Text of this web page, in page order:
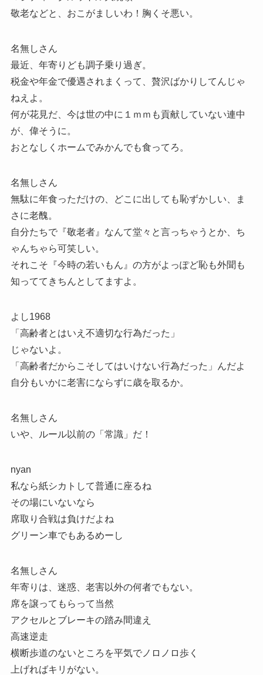
敬老などと、おこがましいわ！胸くそ悪い。
名無しさん
最近、年寄りども調子乗り過ぎ。
税金や年金で優遇されまくって、贅沢ばかりしてんじゃ
ねえよ。
何が花見だ、今は世の中に１ｍｍも貢献していない連中
が、偉そうに。
おとなしくホームでみかんでも食ってろ。
名無しさん
無駄に年食っただけの、どこに出しても恥ずかしい、ま
さに老醜。
自分たちで『敬老者』なんて堂々と言っちゃうとか、ち
ゃんちゃら可笑しい。
それこそ『今時の若いもん』の方がよっぽど恥も外聞も
知っててきちんとしてますよ。
よし1968
「高齢者とはいえ不適切な行為だった」
じゃないよ。
「高齢者だからこそしてはいけない行為だった」んだよ
自分もいかに老害にならずに歳を取るか。
名無しさん
いや、ルール以前の「常識」だ！
nyan
私なら紙シカトして普通に座るね
その場にいないなら
席取り合戦は負けだよね
グリーン車でもあるめーし
名無しさん
年寄りは、迷惑、老害以外の何者でもない。
席を譲ってもらって当然
アクセルとブレーキの踏み間違え
高速逆走
横断歩道のないところを平気でノロノロ歩く
上げればキリがない。